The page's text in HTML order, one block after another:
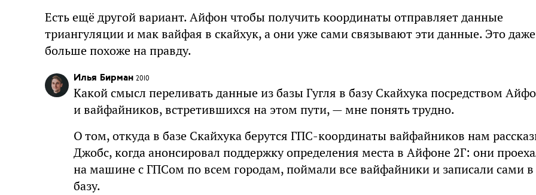
Есть ещё другой вариант. Айфон чтобы получить координаты отправляет данные
триангуляции и мак вайфая в скайхук, а они уже сами связывают эти данные. Это даже
больше похоже на правду.
Илья Бирман 2010
Какой смысл переливать данные из базы Гугля в базу Скайхука посредством
и вайфайников, встретившихся на этом пути, — мне понять трудно.
О том, откуда в базе Скайхука берутся ГПС-координаты вайфайников нам
Джобс, когда анонсировал поддержку определения места в Айфоне 2Г: они
на машине с ГПСом по всем городам, поймали все вайфайники и записали сами
базу.